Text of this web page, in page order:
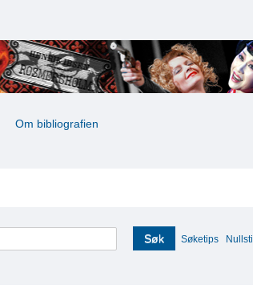
Om bibliografien
Søk Søketips Nullstill